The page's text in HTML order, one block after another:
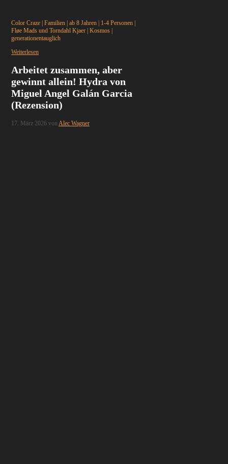
Color Craze | Familien | ab 8 Jahren | 1-4 Personen |
Fløe Mads und Torndahl Kjaer | Kosmos |
generationentauglich
Weiterlesen
Arbeitet zusammen, aber
gewinnt allein! Hydra von
Miguel Angel Galán Garcia
(Rezension)
17. März 2026 vonAlec Wagner